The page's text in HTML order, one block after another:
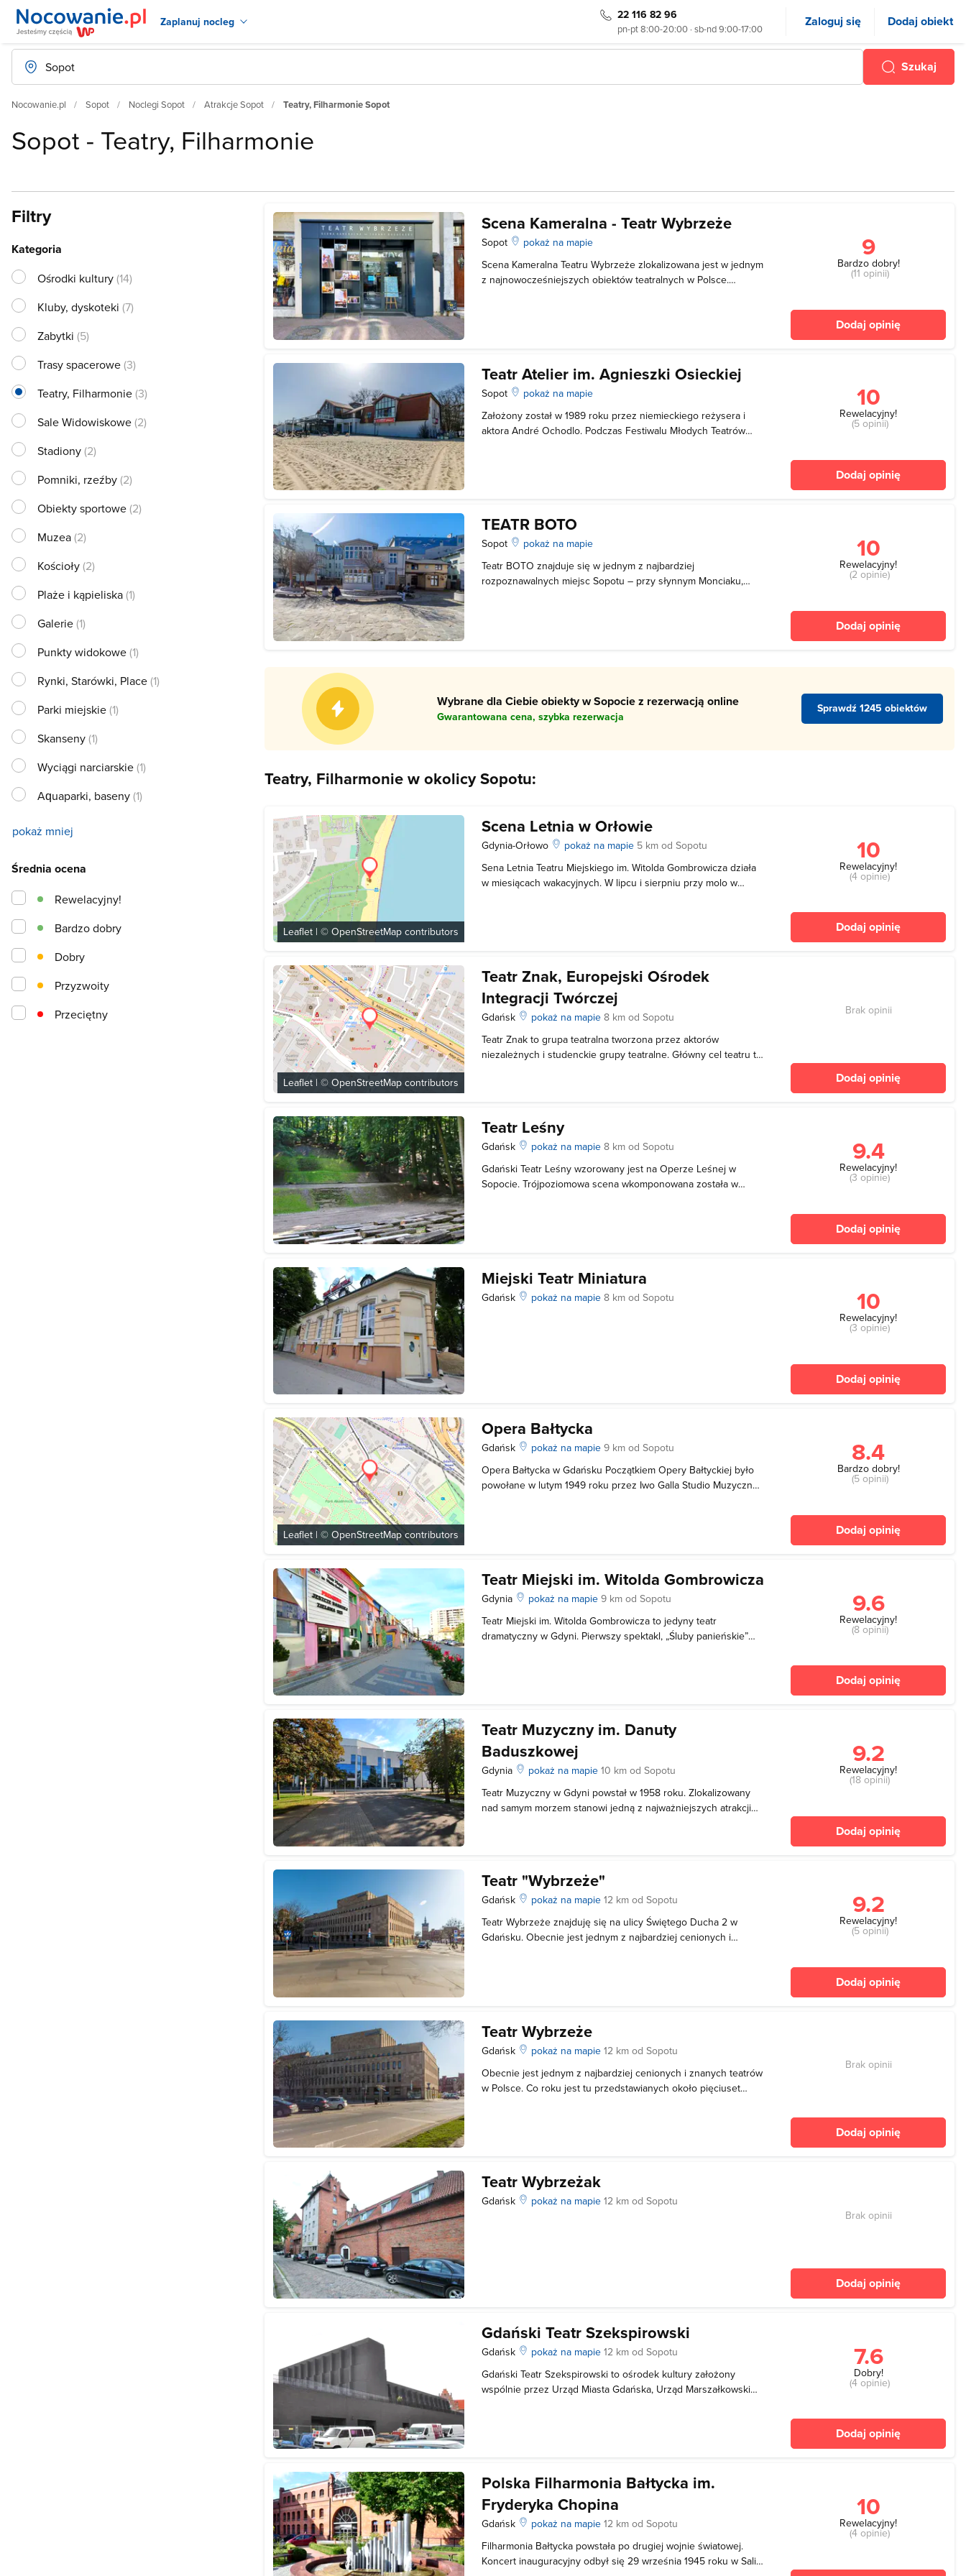
Zaplanuj nocleg 22 116 82 96
pn-pt 8:00-20:00 · sb-nd 9:00-17:00 Zaloguj się Dodaj obiekt
Szukaj
Nocowanie.pl Sopot Noclegi Sopot Atrakcje Sopot Teatry, Filharmonie Sopot
Sopot - Teatry, Filharmonie
Scena Kameralna - Teatr Wybrzeże
Sopot
pokaż na mapie
Scena Kameralna Teatru Wybrzeże zlokalizowana jest w jednym
z najnowocześniejszych obiektów teatralnych w Polsce.
9
Bardzo dobry!
(11 opinii)
Dodaj opinię
Teatr Atelier im. Agnieszki Osieckiej
Sopot
pokaż na mapie
Założony został w 1989 roku przez niemieckiego reżysera i
aktora André Ochodlo. Podczas Festiwalu Młodych Teatrów
10
Rewelacyjny!
(5 opinii)
Dodaj opinię
TEATR BOTO
Sopot
pokaż na mapie
Teatr BOTO znajduje się w jednym z najbardziej
rozpoznawalnych miejsc Sopotu – przy słynnym Monciaku,
10
Rewelacyjny!
(2 opinie)
Dodaj opinię
Wybrane dla Ciebie obiekty w Sopocie z rezerwacją online
Gwarantowana cena, szybka rezerwacja
Sprawdź 1245 obiektów
Teatry, Filharmonie w okolicy Sopotu:
Leaflet | ©OpenStreetMap contributors
Scena Letnia w Orłowie
Gdynia-Orłowo pokaż na mapie 5 km od Sopotu
Sena Letnia Teatru Miejskiego im. Witolda Gombrowicza działa
w miesiącach wakacyjnych. W lipcu i sierpniu przy molo w
10
Rewelacyjny!
(4 opinie)
Dodaj opinię
Leaflet | ©OpenStreetMap contributors
Teatr Znak, Europejski Ośrodek
Integracji Twórczej
Gdańsk pokaż na mapie8 km od Sopotu
Teatr Znak to grupa teatralna tworzona przez aktorów
niezależnych i studenckie grupy teatralne. Główny cel teatru to
Brak opinii
Dodaj opinię
Teatr Leśny
Gdańsk pokaż na mapie8 km od Sopotu
Gdański Teatr Leśny wzorowany jest na Operze Leśnej w
Sopocie. Trójpoziomowa scena wkomponowana została w
9.4
Rewelacyjny!
(3 opinie)
Dodaj opinię
Miejski Teatr Miniatura
Gdańsk pokaż na mapie8 km od Sopotu 10
Rewelacyjny!
(3 opinie)
Dodaj opinię
Leaflet | ©OpenStreetMap contributors
Opera Bałtycka
Gdańsk pokaż na mapie9 km od Sopotu
Opera Bałtycka w Gdańsku Początkiem Opery Bałtyckiej było
powołane w lutym 1949 roku przez Iwo Galla Studio Muzyczno-
8.4
Bardzo dobry!
(5 opinii)
Dodaj opinię
Teatr Miejski im. Witolda Gombrowicza
Gdynia pokaż na mapie9 km od Sopotu
Teatr Miejski im. Witolda Gombrowicza to jedyny teatr
dramatyczny w Gdyni. Pierwszy spektakl, „Śluby panieńskie”
9.6
Rewelacyjny!
(8 opinii)
Dodaj opinię
Teatr Muzyczny im. Danuty
Baduszkowej
Gdynia pokaż na mapie10 km od Sopotu
Teatr Muzyczny w Gdyni powstał w 1958 roku. Zlokalizowany
nad samym morzem stanowi jedną z najważniejszych atrakcji
9.2
Rewelacyjny!
(18 opinii)
Dodaj opinię
Teatr "Wybrzeże"
Gdańsk pokaż na mapie12 km od Sopotu
Teatr Wybrzeże znajduję się na ulicy Świętego Ducha 2 w
Gdańsku. Obecnie jest jednym z najbardziej cenionych i
9.2
Rewelacyjny!
(5 opinii)
Dodaj opinię
Teatr Wybrzeże
Gdańsk pokaż na mapie12 km od Sopotu
Obecnie jest jednym z najbardziej cenionych i znanych teatrów
w Polsce. Co roku jest tu przedstawianych około pięciuset
Brak opinii
Dodaj opinię
Teatr Wybrzeżak
Gdańsk pokaż na mapie12 km od Sopotu
Brak opinii
Dodaj opinię
Gdański Teatr Szekspirowski
Gdańsk pokaż na mapie12 km od Sopotu
Gdański Teatr Szekspirowski to ośrodek kultury założony
wspólnie przez Urząd Miasta Gdańska, Urząd Marszałkowski
7.6
Dobry!
(4 opinie)
Dodaj opinię
Polska Filharmonia Bałtycka im.
Fryderyka Chopina
Gdańsk pokaż na mapie12 km od Sopotu
Filharmonia Bałtycka powstała po drugiej wojnie światowej.
Koncert inauguracyjny odbył się 29 września 1945 roku w Sali
10
Rewelacyjny!
(4 opinie)
Filtry
Kategoria
Ośrodki kultury(14)
Kluby, dyskoteki (7)
Zabytki (5)
Trasy spacerowe(3)
Teatry, Filharmonie(3)
Sale Widowiskowe(2)
Stadiony(2)
Pomniki, rzeźby(2)
Obiekty sportowe(2)
Muzea(2)
Kościoły(2)
Plaże i kąpieliska(1)
Galerie(1)
Punkty widokowe(1)
Rynki, Starówki, Place(1)
Parki miejskie(1)
Skanseny(1)
Wyciągi narciarskie(1)
Aquaparki, baseny(1)
pokaż mniej
Średnia ocena
Przeciętny
Przyzwoity
Dobry
Bardzo dobry
Rewelacyjny!